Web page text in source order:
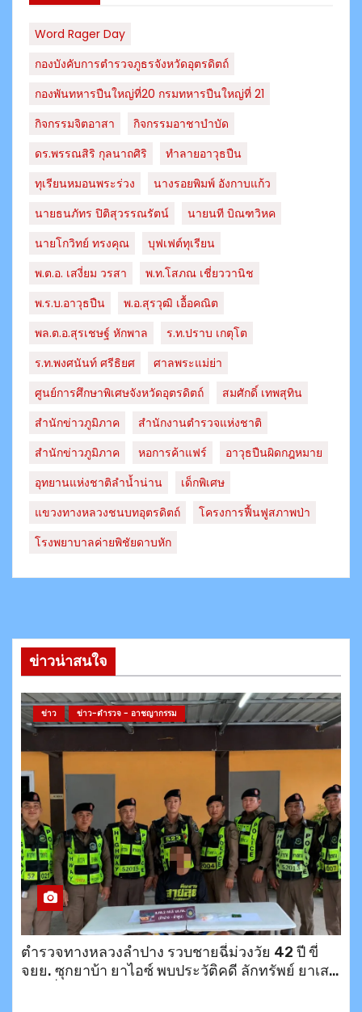
Word Rager Day
กองบังคับการตำรวจภูธรจังหวัดอุตรดิตถ์
กองพันทหารปืนใหญ่ที่20 กรมทหารปืนใหญ่ที่ 21
กิจกรรมจิตอาสา
กิจกรรมอาชาบำบัด
ดร.พรรณสิริ กุลนาถศิริ
ทำลายอาวุธปืน
ทุเรียนหมอนพระร่วง
นางรอยพิมพ์ อังกาบแก้ว
นายธนภัทร​ ปิติสุวรรณ​รัตน์​
นายนที บิณฑวิหค
นายโกวิทย์ ทรงคุณ
บุฟเฟต์ทุเรียน
พ.ต.อ. เสงี่ยม วรสา
พ.ท.โสภณ เชี่ยววานิช
พ.ร.บ.อาวุธปืน
พ.อ.สุรวุฒิ เอื้อคณิต
พล.ต.อ.สุรเชษฐ์ หักพาล
ร.ท.ปราบ เกตุโต
ร.ท.พงศนันท์ ศรีธิยศ
ศาลพระแม่ย่า
ศูนย์การศึกษาพิเศษจังหวัดอุตรดิตถ์
สมศักดิ์ เทพสุทิน
สำนักข่าวภูมิภาค
สำนักงานตำรวจแห่งชาติ
สํานักข่าวภูมิภาค
หอการค้าแฟร์
อาวุธปืนผิดกฎหมาย
อุทยานแห่งชาติลำน้ำน่าน
เด็กพิเศษ
แขวงทางหลวงชนบทอุตรดิตถ์​
โครงการฟื้นฟูสภาพป่า
โรงพยาบาลค่ายพิชัยดาบหัก
ข่าวน่าสนใจ
ข่าว ข่าว-ตำรวจ - อาชญากรรม
ตำรวจทางหลวงลำปาง รวบชายฉี่ม่วงวัย 42 ปี ขี่
จยย. ซุกยาบ้า ยาไอซ์ พบประวัติคดี ลักทรัพย์ ยาเสพ